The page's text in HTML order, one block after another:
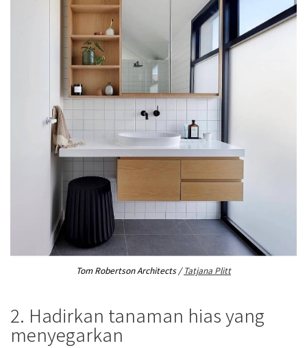
Tom Robertson Architects /Tatjana Plitt
2. Hadirkan tanaman hias yang
menyegarkan